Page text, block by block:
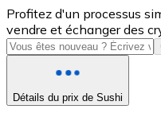
USD Coin
USDC
Profitez d'un processus
vendre et échanger des
Détails du prix de Sushi